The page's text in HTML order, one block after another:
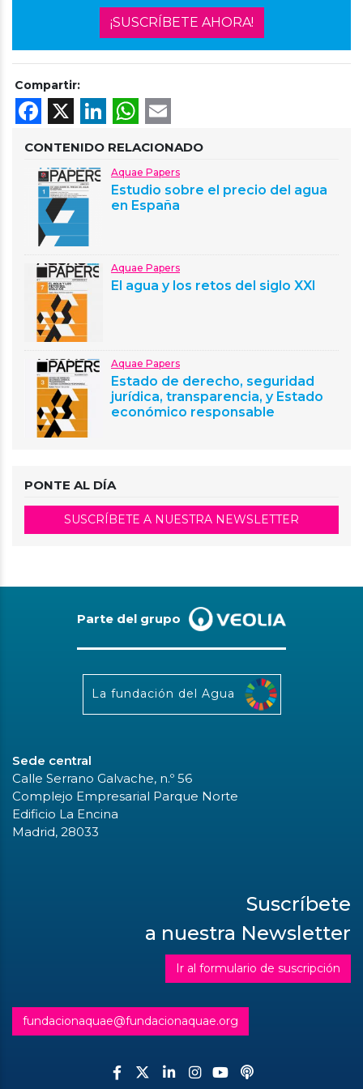
¡SUSCRÍBETE AHORA!
Compartir:
Facebook
X LinkedIn
WhatsApp
CONTENIDO RELACIONADO
Aquae Papers
Estudio sobre el precio del agua
en España
Aquae Papers
El agua y los retos del siglo XXI
Aquae Papers
Estado de derecho, seguridad
jurídica, transparencia, y Estado
económico responsable
PONTE AL DÍA
SUSCRÍBETE A NUESTRA NEWSLETTER
Parte del grupo
La fundación del Agua
Sede central
Calle Serrano Galvache, n.º 56
Complejo Empresarial Parque Norte
Edificio La Encina
Madrid, 28033
Suscríbete
a nuestra Newsletter
Ir al formulario de suscripción
fundacionaquae@fundacionaquae.org